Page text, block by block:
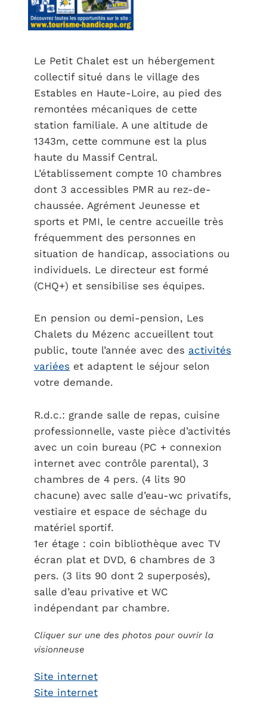
Le Petit Chalet est un hébergement
collectif situé dans le village des
Estables en Haute-Loire, au pied des
remontées mécaniques de cette
station familiale. A une altitude de
1343m, cette commune est la plus
haute du Massif Central.
L’établissement compte 10 chambres
dont 3 accessibles PMR au rez-de-
chaussée. Agrément Jeunesse et
sports et PMI, le centre accueille très
fréquemment des personnes en
situation de handicap, associations ou
individuels. Le directeur est formé
(CHQ+) et sensibilise ses équipes.
En pension ou demi-pension, Les
Chalets du Mézenc accueillent tout
public, toute l’année avec des activités
variées et adaptent le séjour selon
votre demande.
R.d.c.: grande salle de repas, cuisine
professionnelle, vaste pièce d’activités
avec un coin bureau (PC + connexion
internet avec contrôle parental), 3
chambres de 4 pers. (4 lits 90
chacune) avec salle d’eau-wc privatifs,
vestiaire et espace de séchage du
matériel sportif.
1er étage : coin bibliothèque avec TV
écran plat et DVD, 6 chambres de 3
pers. (3 lits 90 dont 2 superposés),
salle d’eau privative et WC
indépendant par chambre.
Cliquer sur une des photos pour ouvrir la
visionneuse
Site internet
Site internet